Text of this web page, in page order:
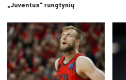
„Juventus“ rungtynių